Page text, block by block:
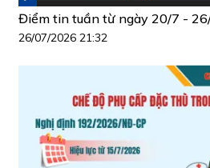
Điểm tin tuần từ ngày 20/7 -
26/07/2026 21:32